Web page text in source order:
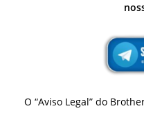
O “Aviso Legal” do